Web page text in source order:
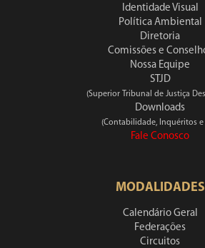
Identidade Visual
Política Ambiental
Diretoria
Comissões e
Nossa Equipe
STJD
(Superior Tribunal de Justiça
Downloads
(Contabilidade, Inquéritos e
Fale Conosco
MODALIDADES
Calendário Geral
Federações
Circuitos